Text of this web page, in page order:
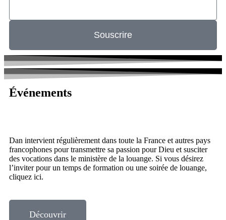
Souscrire
Événements
Dan intervient régulièrement dans toute la France et autres pays
francophones pour transmettre sa passion pour Dieu et susciter
des vocations dans le ministère de la louange. Si vous désirez
l’inviter pour un temps de formation ou une soirée de louange,
cliquez ici.
Découvrir